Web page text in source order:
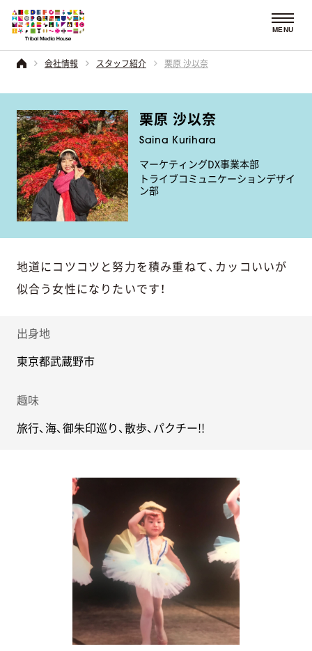
MENU
会社情報 スタッフ紹介 栗原 沙以奈
栗原 沙以奈
Saina Kurihara
マーケティングDX事業本部
トライブコミュニケーションデザイ
ン部
地道にコツコツと努力を積み重ねて、カッコいいが
似合う女性になりたいです！
出身地
東京都武蔵野市
趣味
旅行、海、御朱印巡り、散歩、パクチー!!